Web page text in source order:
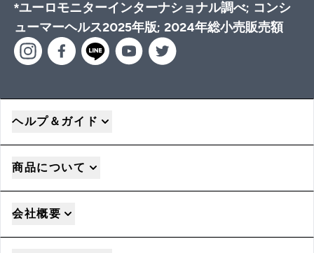
*ユーロモニターインターナショナル調べ; コンシ
ューマーヘルス2025年版; 2024年総小売販売額
ヘルプ＆ガイド
商品について
会社概要